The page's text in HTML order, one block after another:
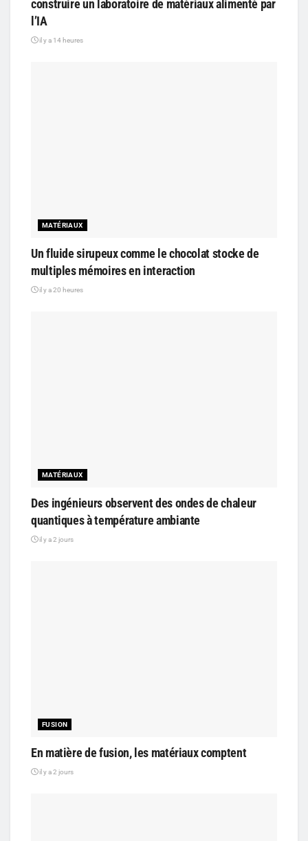
construire un laboratoire de matériaux alimenté par
l’IA
il y a 14 heures
MATÉRIAUX
Un fluide sirupeux comme le chocolat stocke de
multiples mémoires en interaction
il y a 20 heures
MATÉRIAUX
Des ingénieurs observent des ondes de chaleur
quantiques à température ambiante
il y a 2 jours
FUSION
En matière de fusion, les matériaux comptent
il y a 2 jours